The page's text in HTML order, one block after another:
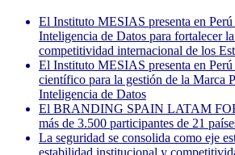
El Instituto MESIAS presenta en
Inteligencia de Datos para fortalecer
competitividad internacional de los
El Instituto MESIAS presenta en
científico para la gestión de la Marca
Inteligencia de Datos
El BRANDING SPAIN LATAM
más de 3.500 participantes de 21
La seguridad se consolida como eje
estabilidad institucional y